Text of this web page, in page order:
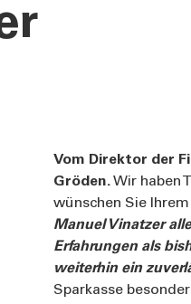
Vom Direktor der
Gröden.Wir haben
wünschen Sie
Manuel Vinatzer
Erfahrungen als
weiterhin ein
Sparkasse